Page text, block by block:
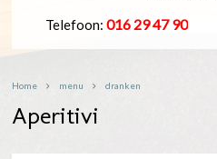
Telefoon: 016 29 47 90_____
Home menu dranken
Aperitivi